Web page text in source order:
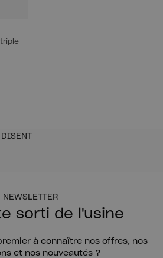
NEWSLETTER
sorti de l'usine
à connaître nos offres, nos
et nos nouveautés ?